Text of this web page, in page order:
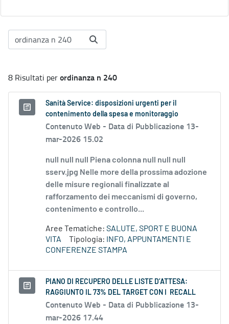
8 Risultati perordinanza n 240
Sanità Service: disposizioni urgenti per il
contenimento della spesa e monitoraggio
Contenuto Web - Data di Pubblicazione 13-
mar-2026 15.02
null null null Piena colonna null null null
sserv.jpg Nelle more della prossima adozione
delle misure regionali finalizzate al
rafforzamento dei meccanismi di governo,
contenimento e controllo...
Aree Tematiche: SALUTE, SPORT E BUONA
VITA
Tipologia:
INFO, APPUNTAMENTI E
CONFERENZE STAMPA
PIANO DI RECUPERO DELLE LISTE D’ATTESA:
RAGGIUNTO IL 73% DEL TARGET CON I RECALL
Contenuto Web - Data di Pubblicazione 13-
mar-2026 17.44